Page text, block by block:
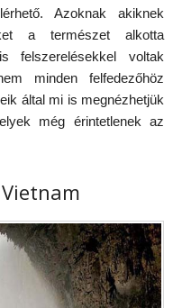
Azoknak akiknek
a természet alkotta
felszerelésekkel voltak
minden felfedezőhöz
által mi is megnézhetjük
még érintetlenek az